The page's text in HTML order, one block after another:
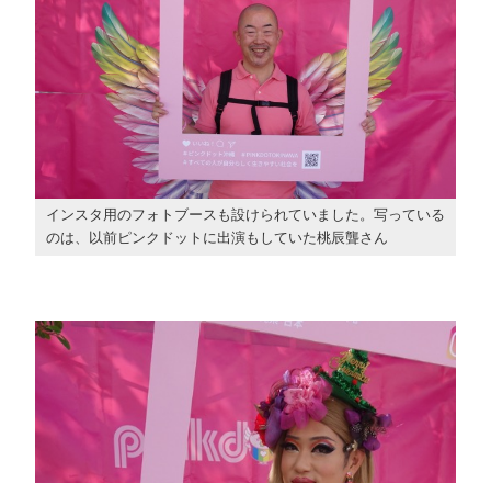
インスタ用のフォトブースも設けられていました。写っている
のは、以前ピンクドットに出演もしていた桃辰聾さん